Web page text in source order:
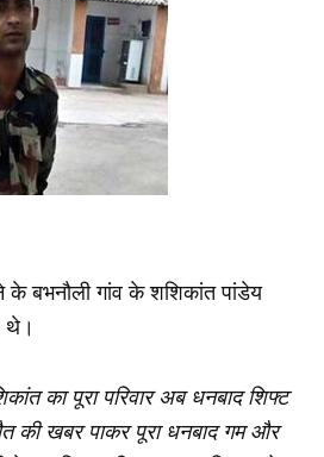
के बभनौली गांव के शशिकांत पांडेय
थे।
का पूरा परिवार अब धनबाद शिफ्ट
की खबर पाकर पूरा धनबाद गम और